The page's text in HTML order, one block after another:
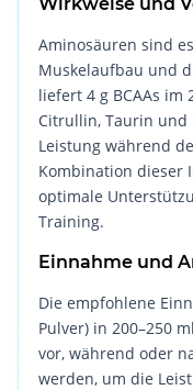
Aminosäuren sind
Muskelaufbau und
liefert 4 g BCAAs im
Citrullin, Taurin und
Leistung während
Kombination dieser
optimale
Training.
Einnahme und
Die empfohlene
Pulver) in 200–250
vor, während oder
werden, um die